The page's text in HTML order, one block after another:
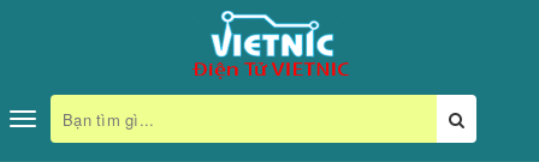
Toggle
navigation